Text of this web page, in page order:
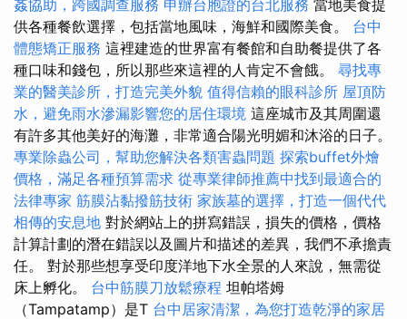
姦協助，跨國調查服務 申辦台胞證的台北服務 當地美食提
供各種餐飲選擇，包括當地風味，海鮮和國際美食。 台中
體態矯正服務 這裡建造的世界富有餐館和自助餐提供了各
種口味和錢包，所以那些來這裡的人肯定不會餓。 尋找專
業的醫美診所，打造完美外貌 值得信賴的眼科診所 屋頂防
水，避免雨水滲漏影響您的居住環境 這座城市及其周圍還
有許多其他美好的海灘，非常適合陽光明媚和沐浴的日子。
專業除蟲公司，幫助您解決各類害蟲問題 探索buffet外燴
價格，滿足各種預算需求 從專業律師推薦中找到最適合的
法律專家 筋膜沾黏撥筋技術 家族墓的選擇，打造一個代代
相傳的安息地 對於網站上的拼寫錯誤，損失的價格，價格
計算計劃的潛在錯誤以及圖片和描述的差異，我們不承擔責
任。 對於那些想享受印度洋地下水全景的人來說，無需從
床上孵化。 台中筋膜刀放鬆療程 坦帕塔姆
（Tampatamp）是T 台中居家清潔，為您打造乾淨的家居